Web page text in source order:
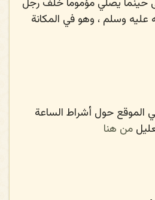
عليه وسلم ، وهو في المكانة
الموقع حول أشراط الساعة
من هنا